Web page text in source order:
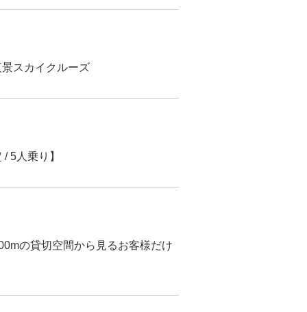
スカイクルーズ
5人乗り】
の貸切空間から見るお客様だけ